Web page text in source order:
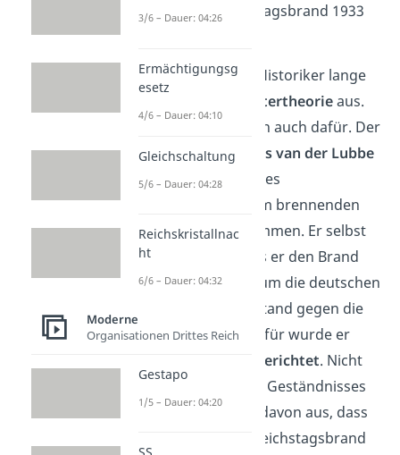
Täter für den Reichstagsbrand 1933
Stattdessen gingen Historiker lange
Einzeltätertheorieaus.
Viele Fakten sprechen auch dafür. Der
NiederländerMarinus van der Lubbe
wurde in der Nacht des
Reichstagsbrandes im brennenden
Parlament festgenommen. Er selbst
erklärte damals, dass er den Brand
alleine gelegt hatte, um die deutschen
Arbeiter zum Widerstand gegen die
Nazis aufzurufen. Dafür wurde er
hingerichtet. Nicht
zuletzt wegen seines Geständnisses
ging man lange Zeit davon aus, dass
van der Lubbe den Reichstagsbrand
3/6 – Dauer: 04:26
Ermächtigungsg
esetz
4/6 – Dauer: 04:10
Gleichschaltung
5/6 – Dauer: 04:28
Reichskristallnac
ht
6/6 – Dauer: 04:32
Moderne
Organisationen Drittes Reich
Gestapo
1/5 – Dauer: 04:20